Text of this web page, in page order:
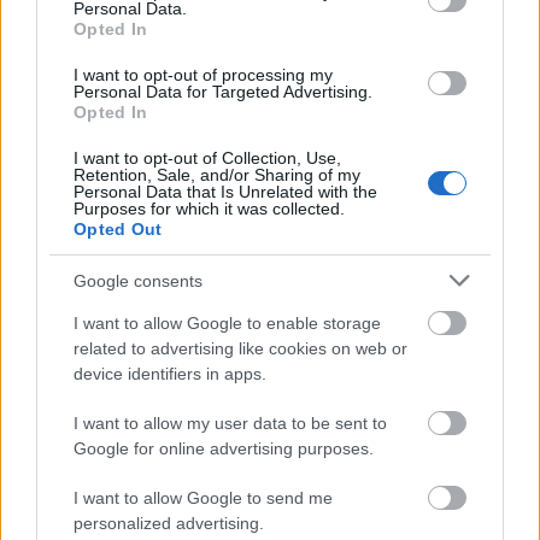
Personal Data.
Opted In
I want to opt-out of processing my
Personal Data for Targeted Advertising.
Opted In
I want to opt-out of Collection, Use,
Retention, Sale, and/or Sharing of my
Personal Data that Is Unrelated with the
Purposes for which it was collected.
Opted Out
Google consents
I want to allow Google to enable storage
related to advertising like cookies on web or
device identifiers in apps.
I want to allow my user data to be sent to
Google for online advertising purposes.
I want to allow Google to send me
personalized advertising.
μόνο 2 ημέρες στα χέρια σας
ΑΣΕΠ: Εξ αποστάσεως η πιο Εύκολη
Πιστοποίηση Υπολογιστών σε 2
μέρες
ειδήσεις.
Βάλε το proson.gr στα αποτελέσματα
αναζήτησης της Google